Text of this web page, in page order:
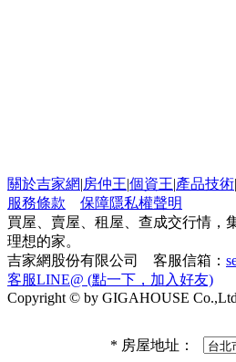
關於吉家網|房仲王|個資王|產品技術|
服務條款
保障隱私權聲明
買屋、賣屋、租屋、查成交行情，
理想的家。
吉家網股份有限公司 客服信箱：
客服LINE@ (點一下，加入好友)
Copyright © by GIGAHOUSE